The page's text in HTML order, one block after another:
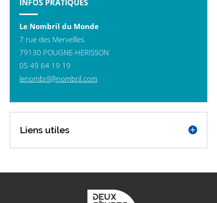
INFOS PRATIQUES
Le Nombril du Monde
7 rue des Merveilles
79130 POUGNE-HERISSON
05 49 64 19 19
lenombril@nombril.com
Liens utiles